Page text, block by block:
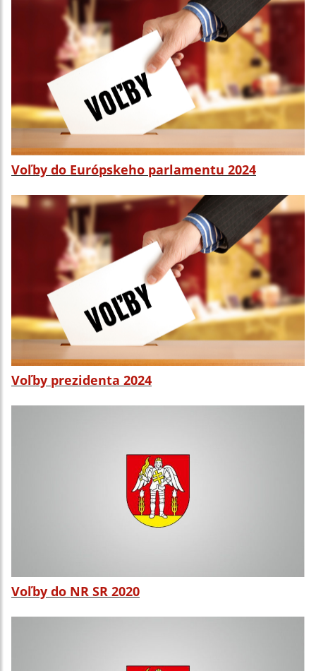
Voľby do Európskeho parlamentu 2024
Voľby prezidenta 2024
Voľby do NR SR 2020